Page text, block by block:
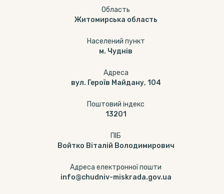
Область
Житомирська область
Населений пункт
м. Чуднів
Адреса
вул. Героїв Майдану, 104
Поштовий індекс
13201
ПІБ
Войтко Віталій Володимирович
Адреса електронної пошти
info@chudniv-miskrada.gov.ua